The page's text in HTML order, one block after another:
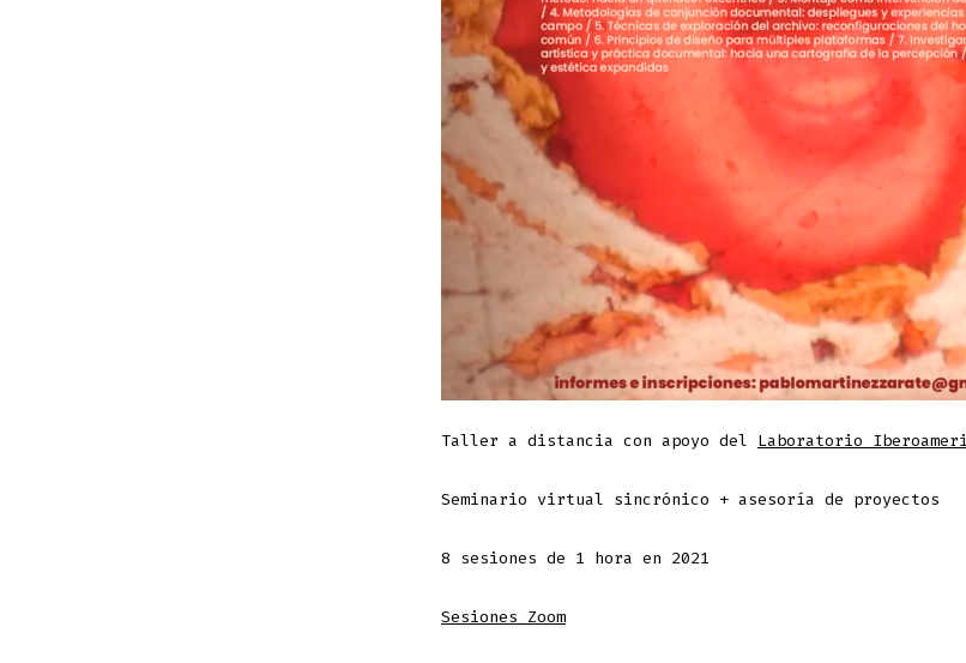
Taller a distancia con apoyo del Laboratorio
Seminario virtual sincrónico + asesoría de proyectos
8 sesiones de 1 hora en 2021
Sesiones Zoom